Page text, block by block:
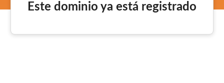
Este dominio ya está registrado